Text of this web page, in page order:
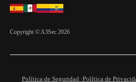
Copyright © A3Sec 2026
Política de Seguridad ·Política de